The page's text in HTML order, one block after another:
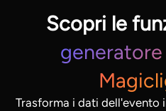
Scopri le
Trasforma i dati